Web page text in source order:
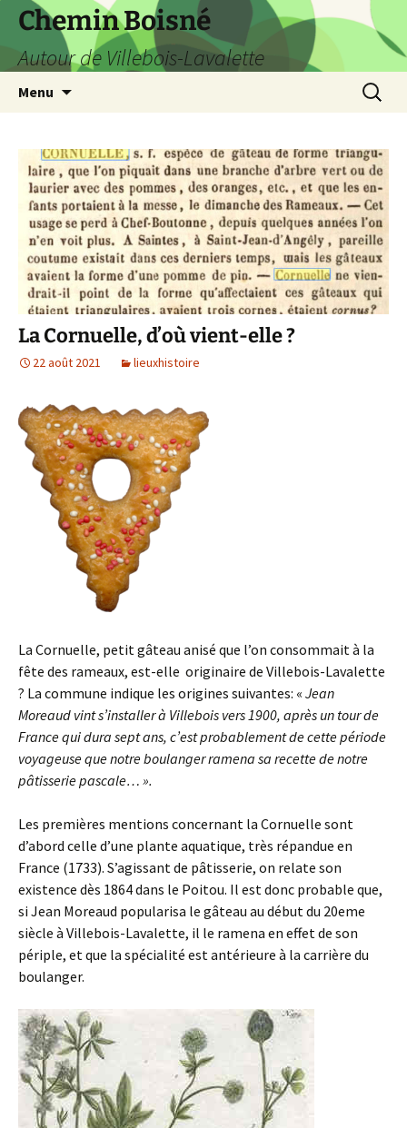
Aller
contenu
Chemin Boisné
Autour de Villebois-Lavalette
Menu
La Cornuelle, d’où vient-elle ?
22 août 2021 lieuxhistoire
La Cornuelle, petit gâteau anisé que l’on consommait à la
fête des rameaux, est-elle originaire de Villebois-Lavalette
? La commune indique les origines suivantes: « Jean
Moreaud vint s’installer à Villebois vers 1900, après un tour de
France qui dura sept ans, c’est probablement de cette période
voyageuse que notre boulanger ramena sa recette de notre
pâtisserie pascale… ».
Les premières mentions concernant la Cornuelle sont
d’abord celle d’une plante aquatique, très répandue en
France (1733). S’agissant de pâtisserie, on relate son
existence dès 1864 dans le Poitou. Il est donc probable que,
si Jean Moreaud popularisa le gâteau au début du 20eme
siècle à Villebois-Lavalette, il le ramena en effet de son
périple, et que la spécialité est antérieure à la carrière du
boulanger.